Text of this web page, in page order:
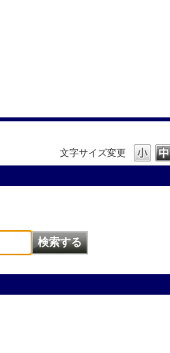
文字サイズ変更